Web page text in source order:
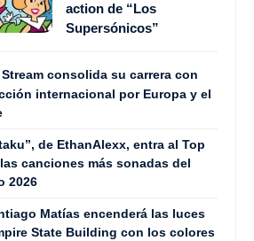
action de “Los
Supersónicos”
Stream consolida su carrera con
internacional por Europa y el
de EthanAlexx, entra al Top
canciones más sonadas del
2026
Matías encenderá las luces
State Building con los colores